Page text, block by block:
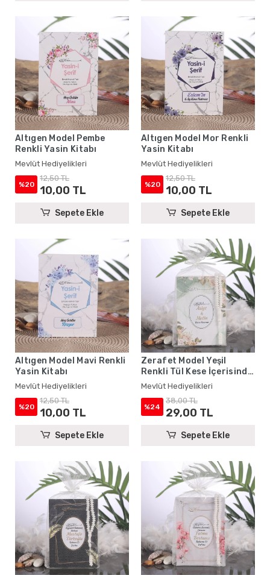
Altıgen Model Pembe
Renkli Yasin Kitabı
Mevlüt Hediyelikleri
%20
12,50 TL
10,00 TL
Sepete Ekle
Altıgen Model Mor Renkli
Yasin Kitabı
Mevlüt Hediyelikleri
%20
12,50 TL
10,00 TL
Sepete Ekle
Altıgen Model Mavi Renkli
Yasin Kitabı
Mevlüt Hediyelikleri
%20
12,50 TL
10,00 TL
Sepete Ekle
Zerafet Model Yeşil
Renkli Tül Kese İçerisinde
Yasin Kitabı ve Tesbih -
Mevlüt Hediyelikleri
Mevlüt Hediyelikleri
%24
38,00 TL
29,00 TL
Sepete Ekle